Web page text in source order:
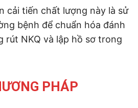
cải tiến chất lượng này là sử
bệnh để chuẩn hóa đánh
rút NKQ và lập hồ sơ trong
PHÁP